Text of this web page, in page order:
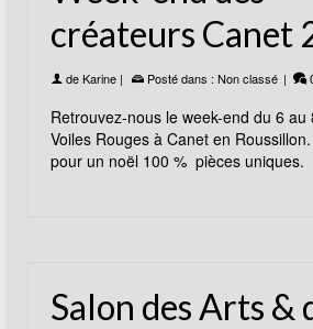
créateurs Canet
deKarine | Posté dans : Non classé |
Retrouvez-nous le week-end du 6
Voiles Rouges à Canet en
pour un noël 100 % pièces uniques.
Salon des Arts &